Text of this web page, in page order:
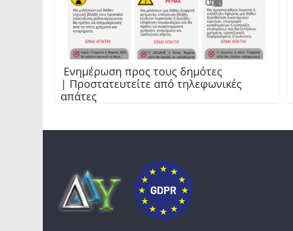
Ενημέρωση προς τους δημότες
| Προστατευτείτε από τηλεφωνικές
απάτες